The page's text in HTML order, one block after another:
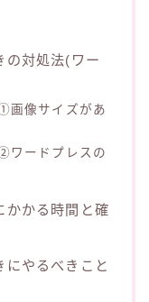
の対処法(ワー
画像サイズがあ
ワードプレスの
かかる時間と確
にやるべきこと